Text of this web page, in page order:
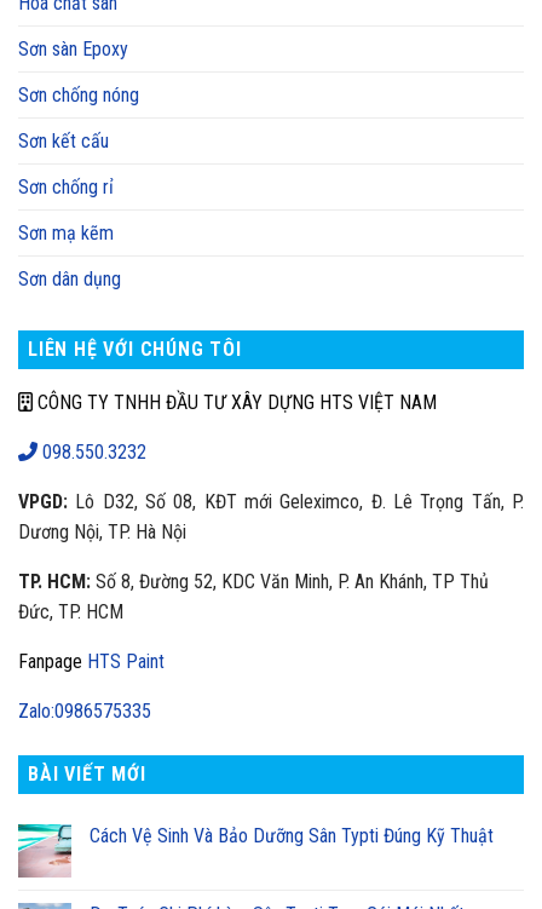
Sơn sàn Epoxy
Sơn chống nóng
Sơn kết cấu
Sơn chống rỉ
Sơn mạ kẽm
Sơn dân dụng
LIÊN HỆ VỚI CHÚNG TÔI
CÔNG TY TNHH ĐẦU TƯ XÂY DỰNG HTS VIỆT NAM
098.550.3232
VPGD: Lô D32, Số 08, KĐT mới Geleximco, Đ. Lê Trọng Tấn, P.
Dương Nội, TP. Hà Nội
TP. HCM: Số 8, Đường 52, KDC Văn Minh, P. An Khánh, TP Thủ
Đức, TP. HCM
Fanpage HTS Paint
Zalo:0986575335
BÀI VIẾT MỚI
Cách Vệ Sinh Và Bảo Dưỡng Sân Typti Đúng Kỹ Thuật